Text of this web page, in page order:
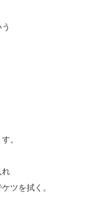
。
れ
ツを拭く。